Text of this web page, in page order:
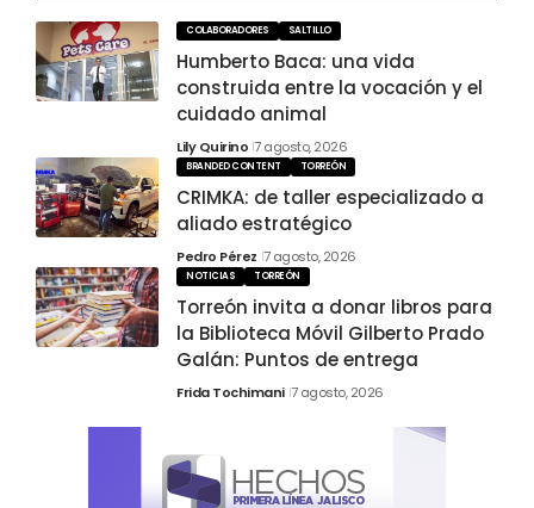
COLABORADORES SALTILLO
Humberto Baca: una vida
construida entre la vocación y el
cuidado animal
Lily Quirino 7 agosto, 2026
BRANDED CONTENT TORREÓN
CRIMKA: de taller especializado a
aliado estratégico
Pedro Pérez 7 agosto, 2026
NOTICIAS TORREÓN
Torreón invita a donar libros para
la Biblioteca Móvil Gilberto Prado
Galán: Puntos de entrega
Frida Tochimani 7 agosto, 2026